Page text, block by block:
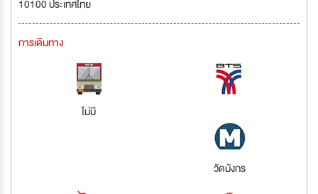
10100 ประเทศไทย
การเดินทาง
ไม่มี
วัดมังกร